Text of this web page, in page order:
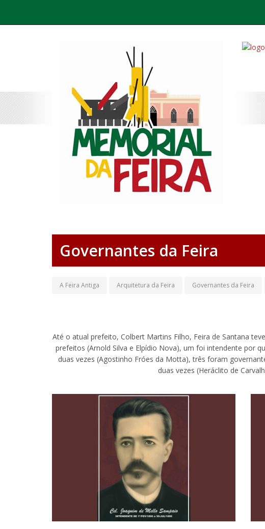
Governantes da Feira
A Feira Antiga Arquitetura da Feira Governantes da Feira
Até o atual prefeito, Colbert Martins Filho, Feira de Santana
prefeitos (Arnold Silva e Elpídio Nova), um foi intendente por
duas vezes (Agostinho Fróes da Motta), três foram
duas vezes (Heráclito de